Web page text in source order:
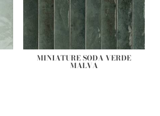
MINIATURE SODA VERDE
MALVA